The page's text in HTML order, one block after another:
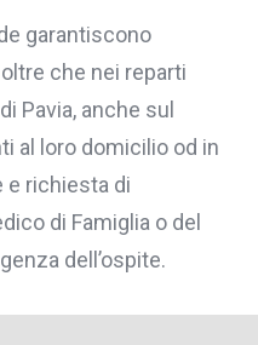
garantiscono
che nei reparti
Pavia, anche sul
al loro domicilio od in
e richiesta di
di Famiglia o del
dell’ospite.